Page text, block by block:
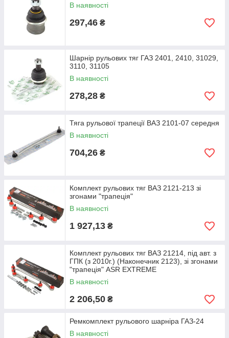
В наявності
297,46 ₴
Шарнір рульових тяг ГАЗ 2401, 2410, 31029,
3110, 31105
В наявності
278,28 ₴
Тяга рульової трапеції ВАЗ 2101-07 середня
В наявності
704,26 ₴
Комплект рульових тяг ВАЗ 2121-213 зі
згонами "трапеція"
В наявності
1 927,13 ₴
Комплект рульових тяг ВАЗ 21214, під авт. з
ГПК (з 2010г.) (Наконечник 2123), зі згонами
"трапеція" ASR EXTREME
В наявності
2 206,50 ₴
Ремкомплект рульового шарніра ГАЗ-24
В наявності